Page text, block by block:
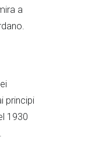
a
principi
1930